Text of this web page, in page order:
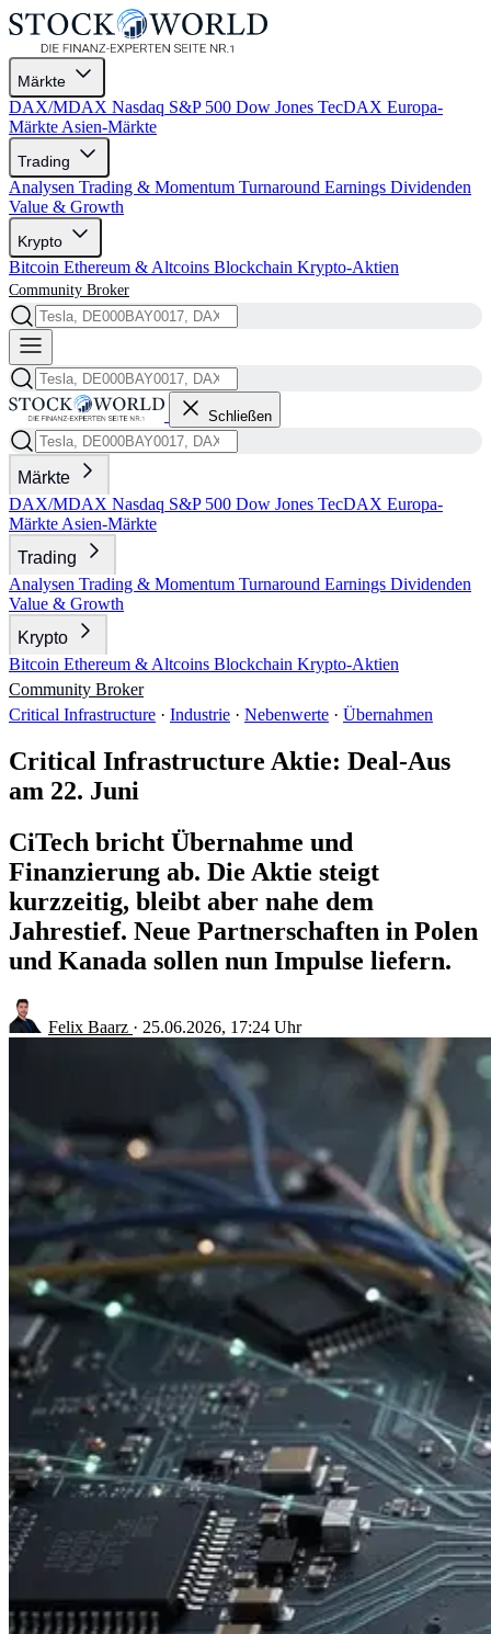
Märkte
DAX/MDAX Nasdaq S&P 500 Dow Jones TecDAX Europa-
Märkte Asien-Märkte
Trading
Analysen Trading & Momentum Turnaround Earnings Dividenden
Value & Growth
Krypto
Bitcoin Ethereum & Altcoins Blockchain Krypto-Aktien
Community Broker
Schließen
Märkte
DAX/MDAX Nasdaq S&P 500 Dow Jones TecDAX Europa-
Märkte Asien-Märkte
Trading
Analysen Trading & Momentum Turnaround Earnings Dividenden
Value & Growth
Krypto
Bitcoin Ethereum & Altcoins Blockchain Krypto-Aktien
Community Broker
Critical Infrastructure · Industrie · Nebenwerte · Übernahmen
Critical Infrastructure Aktie: Deal-Aus
am 22. Juni
CiTech bricht Übernahme und
Finanzierung ab. Die Aktie steigt
kurzzeitig, bleibt aber nahe dem
Jahrestief. Neue Partnerschaften in Polen
und Kanada sollen nun Impulse liefern.
Felix Baarz · 25.06.2026, 17:24 Uhr